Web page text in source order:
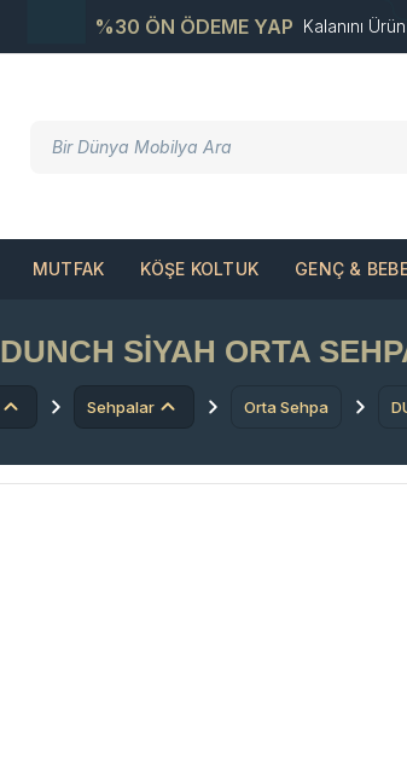
%30 ÖN ÖDEME YAP Kalanını
MUTFAK KÖŞE KOLTUK GENÇ &
DUNCH SİYAH ORTA
Sehpalar Orta Sehpa